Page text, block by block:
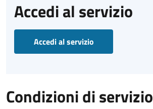
Accedi al servizio
Accedi al servizio
Condizioni di servizio